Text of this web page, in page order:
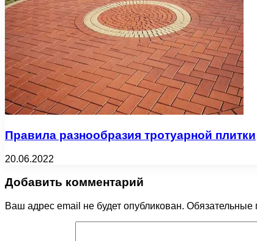
Правила разнообразия тротуарной плитки
20.06.2022
Добавить комментарий
Ваш адрес email не будет опубликован. Обязательные